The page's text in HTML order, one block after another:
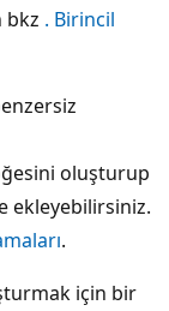
bkz . Birincil
oluşturup
ekleyebilirsiniz.
.
için bir